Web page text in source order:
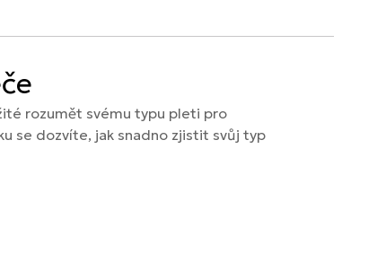
rozumět svému typu pleti pro
se dozvíte, jak snadno zjistit svůj typ